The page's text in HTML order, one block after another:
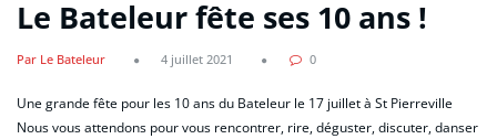
Le Bateleur fête ses 10 ans !
Par Le Bateleur 4 juillet 2021 0
Une grande fête pour les 10 ans du Bateleur le 17 juillet à St Pierreville
Nous vous attendons pour vous rencontrer, rire, déguster, discuter, danser